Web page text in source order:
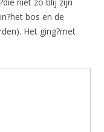
bos en de
Het ging?met